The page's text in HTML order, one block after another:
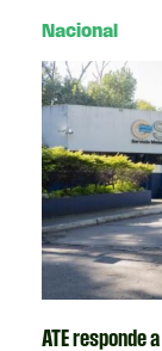
Nacional
ATE responde